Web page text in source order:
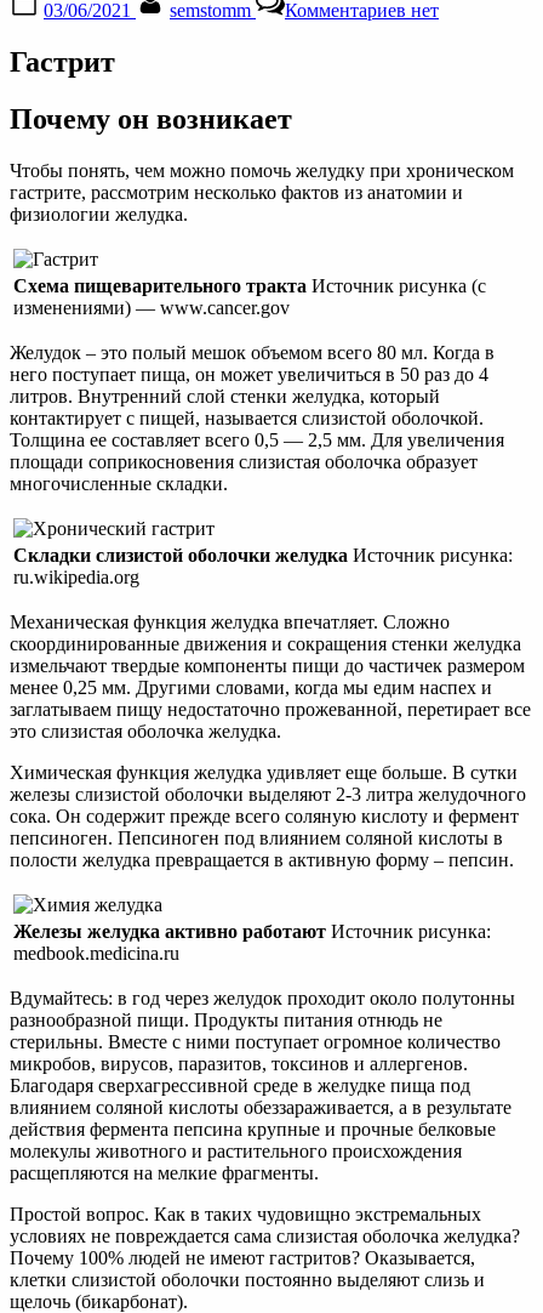
on
03/06/2021 semstomm Комментариевзаписи
нет
Гастрит
Почему он возникает
Чтобы понять, чем можно помочь желудку при хроническом
гастрите, рассмотрим несколько фактов из анатомии и
физиологии желудка.
Схема пищеварительного тракта Источник рисунка (с
изменениями) — www.cancer.gov
Желудок – это полый мешок объемом всего 80 мл. Когда в
него поступает пища, он может увеличиться в 50 раз до 4
литров. Внутренний слой стенки желудка, который
контактирует с пищей, называется слизистой оболочкой.
Толщина ее составляет всего 0,5 — 2,5 мм. Для увеличения
площади соприкосновения слизистая оболочка образует
многочисленные складки.
Складки слизистой оболочки желудка Источник рисунка:
ru.wikipedia.org
Механическая функция желудка впечатляет. Cложно
скоординированные движения и сокращения стенки желудка
измельчают твердые компоненты пищи до частичек размером
менее 0,25 мм. Другими словами, когда мы едим наспех и
заглатываем пищу недостаточно прожеванной, перетирает все
это слизистая оболочка желудка.
Химическая функция желудка удивляет еще больше. В сутки
железы слизистой оболочки выделяют 2-3 литра желудочного
сока. Он содержит прежде всего соляную кислоту и фермент
пепсиноген. Пепсиноген под влиянием соляной кислоты в
полости желудка превращается в активную форму – пепсин.
Железы желудка активно работают Источник рисунка:
medbook.medicina.ru
Вдумайтесь: в год через желудок проходит около полутонны
разнообразной пищи. Продукты питания отнюдь не
стерильны. Вместе с ними поступает огромное количество
микробов, вирусов, паразитов, токсинов и аллергенов.
Благодаря сверхагрессивной среде в желудке пища под
влиянием соляной кислоты обеззараживается, а в результате
действия фермента пепсина крупные и прочные белковые
молекулы животного и растительного происхождения
расщепляются на мелкие фрагменты.
Простой вопрос. Как в таких чудовищно экстремальных
условиях не повреждается сама слизистая оболочка желудка?
Почему 100% людей не имеют гастритов? Оказывается,
клетки слизистой оболочки постоянно выделяют слизь и
щелочь (бикарбонат).